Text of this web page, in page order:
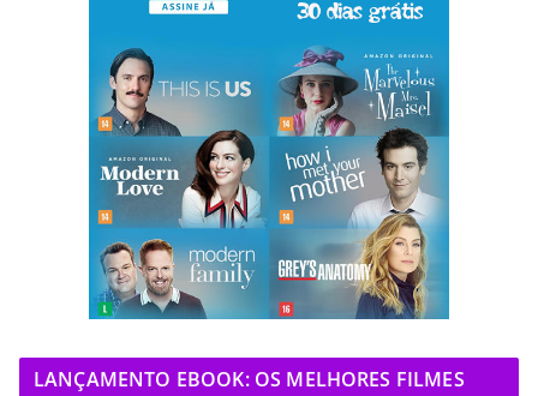
LANÇAMENTO EBOOK: OS MELHORES FILMES